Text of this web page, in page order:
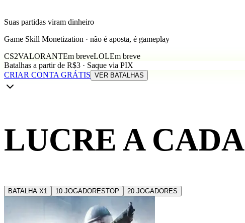
Suas partidas viram dinheiro
Game Skill Monetization · não é aposta, é gameplay
CS2VALORANTEm breveLOLEm breve
Batalhas a partir de R$3 · Saque via PIX
CRIAR CONTA GRÁTIS VER BATALHAS
LUCRE A CADA
BATALHA X1 10 JOGADORESTOP 20 JOGADORES